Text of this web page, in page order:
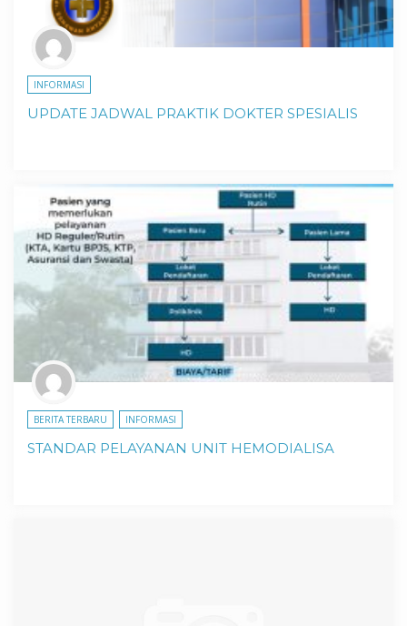
INFORMASI
UPDATE JADWAL PRAKTIK DOKTER SPESIALIS
BERITA TERBARU INFORMASI
STANDAR PELAYANAN UNIT HEMODIALISA